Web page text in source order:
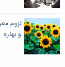
لزوم
و بهاره